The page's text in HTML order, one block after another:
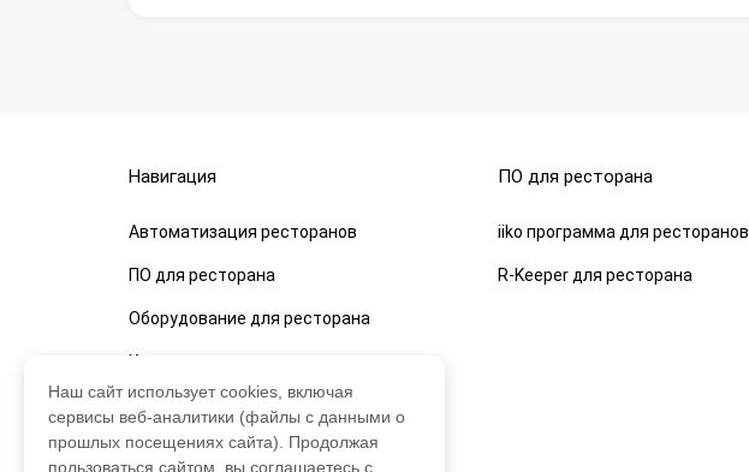
Навигация
Автоматизация ресторанов
ПО для ресторана
Оборудование для ресторана
Кассы для ресторанов
О компании
ПО для ресторана
iiko программа для ресторанов
R-Keeper для ресторана
Наш сайт использует cookies, включая
сервисы веб-аналитики (файлы с данными о
прошлых посещениях сайта). Продолжая
пользоваться сайтом, вы соглашаетесь с